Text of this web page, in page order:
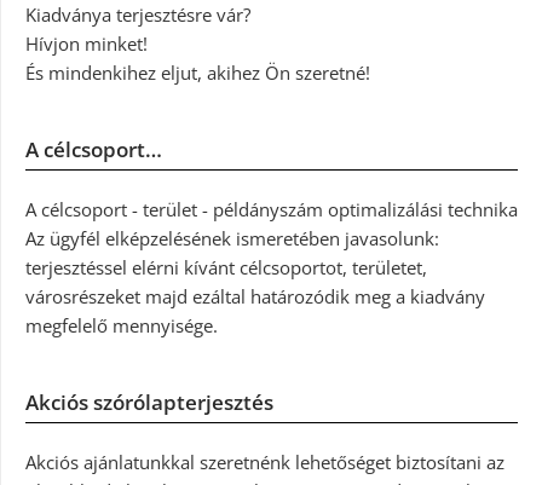
Kiadványa terjesztésre vár?
Hívjon minket!
És mindenkihez eljut, akihez Ön szeretné!
A célcsoport…
A célcsoport - terület - példányszám optimalizálási technika
Az ügyfél elképzelésének ismeretében javasolunk:
terjesztéssel elérni kívánt célcsoportot, területet,
városrészeket majd ezáltal határozódik meg a kiadvány
megfelelő mennyisége.
Akciós szórólapterjesztés
Akciós ajánlatunkkal szeretnénk lehetőséget biztosítani az